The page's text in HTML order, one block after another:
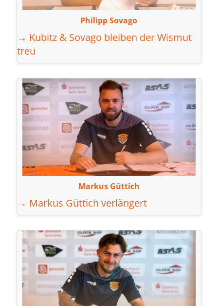
Philipp Sovago
→ Kubitz & Sovago bleiben der Wismut
treu
Markus Güttich
→ Markus Güttich verlängert